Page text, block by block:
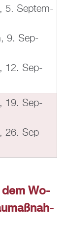
5. Sep­tem­
9. Sep­
12. Sep­
19. Sep­
26. Sep­
dem Wo­